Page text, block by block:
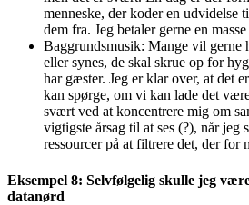
menneske, der koder en udvidelse
dem fra. Jeg betaler gerne en
Baggrundsmusik: Mange vil gerne
eller synes, de skal skrue op for
har gæster. Jeg er klar over, at det
kan spørge, om vi kan lade det
svært ved at koncentrere mig om
vigtigste årsag til at ses (?), når jeg
ressourcer på at filtrere det, der for
Eksempel 8: Selvfølgelig skulle jeg
datanørd